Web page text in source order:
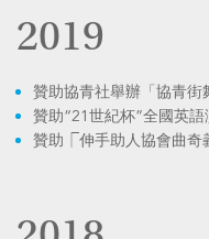
2019
贊助協青社舉辦「協青街
贊助“21世紀杯”全國英
贊助⎾伸手助人協會曲奇